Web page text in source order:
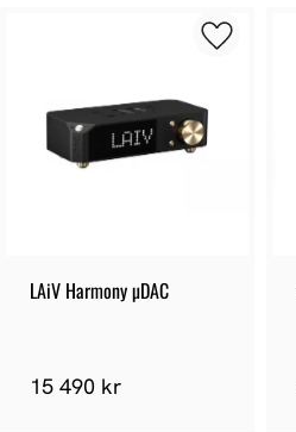
LAiV Harmony µDAC
15 490 kr